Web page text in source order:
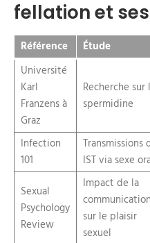
fellation et
Référence Étude
Université
Karl
Franzens à
Graz
Recherche sur
spermidine
Infection
101
Transmissions
IST via sexe
Sexual
Psychology
Review
Impact de la
communication
sur le plaisir
sexuel